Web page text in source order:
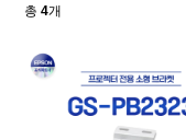
총4개